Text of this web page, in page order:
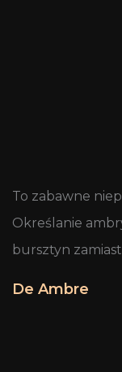
To zabawne
Określanie
bursztyn
De Ambre